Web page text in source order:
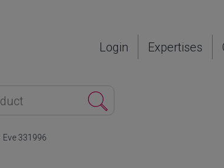
Login Expertises
Eve 331996